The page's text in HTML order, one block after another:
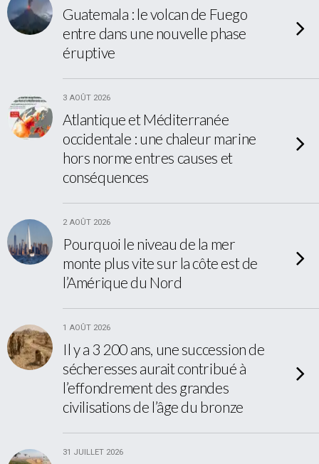
Guatemala : le volcan de Fuego
entre dans une nouvelle phase
éruptive
3 AOÛT 2026
Atlantique et Méditerranée
occidentale : une chaleur marine
hors norme entres causes et
conséquences
2 AOÛT 2026
Pourquoi le niveau de la mer
monte plus vite sur la côte est de
l’Amérique du Nord
1 AOÛT 2026
Il y a 3 200 ans, une succession de
sécheresses aurait contribué à
l’effondrement des grandes
civilisations de l’âge du bronze
31 JUILLET 2026